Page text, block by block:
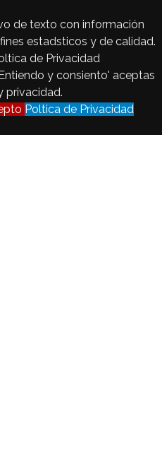
de texto con información
estadsticos y de calidad.
de Privacidad
y consiento' aceptas
privacidad.
Poltica de Privacidad